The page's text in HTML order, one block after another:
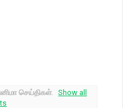
செய்திகள்.
Show all